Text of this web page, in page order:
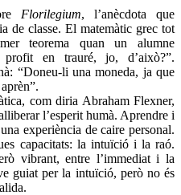
Florilegium, l’anècdota que
de classe. El matemàtic grec tot
teorema quan un alumne
profit en trauré, jo, d’això?”.
“Doneu-li una moneda, ja que
com diria Abraham Flexner,
l’esperit humà. Aprendre i
experiència de caire personal.
capacitats: la intuïció i la raó.
vibrant, entre l’immediat i la
guiat per la intuïció, però no és